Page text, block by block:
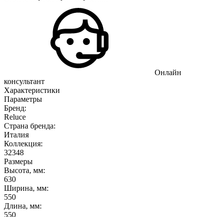
Онлайн
консультант
Характеристики
Параметры
Бренд:
Reluce
Страна бренда:
Италия
Коллекция:
32348
Размеры
Высота, мм:
630
Ширина, мм:
550
Длина, мм:
550